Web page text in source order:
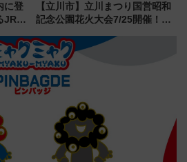
に登
JR九
ーク
【立川市】立川まつり国営昭和
記念公園花火大会7/25開催！
混雑に要注意、その理由は